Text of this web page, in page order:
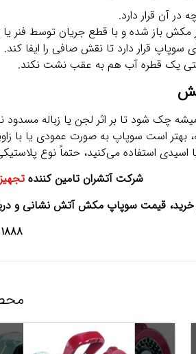
در آن قرار دارد.
باز شده و با قطع جریان توسط فنر
سوپاپ قرار دارد تا نقش صافی را ایفا کند.
حتی یک قطره آب هم به عقب نشت نکند.
چک شود تا بر اثر لجن یا زباله
بهتر است سوپاپ به صورت عمودی یا با
اسیدی استفاده می‌کنید، حتماً نوع
شرکت آتشران تامین کننده
خرید، قیمت سوپاپ مکش آتش نشانی و
١٨٨٨ ٨٨٦٨ (خط ویژه)